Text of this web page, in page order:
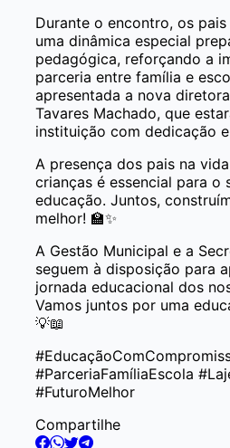
Durante o encontro, os
uma dinâmica especial
pedagógica, reforçando a
parceria entre família e
apresentada a nova
Tavares Machado, que
instituição com dedicação
A presença dos pais na
crianças é essencial para o
educação. Juntos,
melhor! 🏫✨
A Gestão Municipal e a
seguem à disposição para
jornada educacional dos
Vamos juntos por uma
💡📖
#ParceriaFamíliaEscola
#FuturoMelhor
Compartilhe